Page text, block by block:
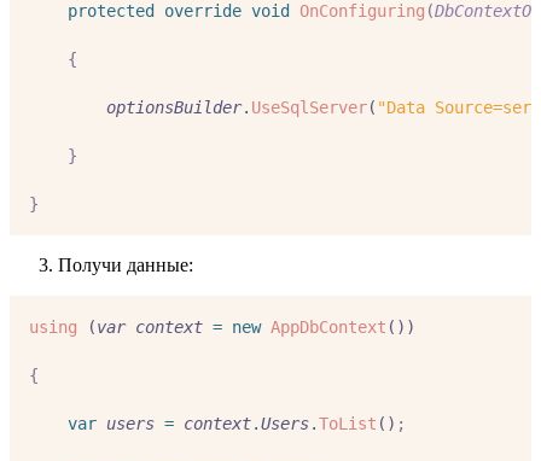
protected override void OnConfiguring (
{
optionsBuilder. UseSqlServer( "Data
}
}
Получи данные:
using (var context = new AppDbContext ())
{
var users = context.Users.ToList () ;